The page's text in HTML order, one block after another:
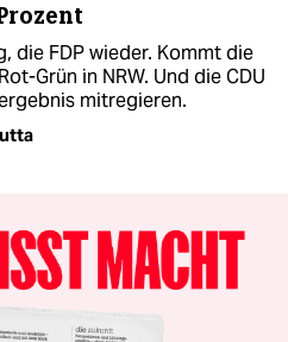
die FDP wieder. Kommt die
Grün in NRW. Und die CDU
mitregieren.